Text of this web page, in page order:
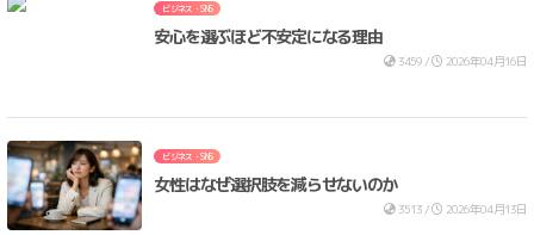
ビジネス・SNS
安心を選ぶほど不安定になる理由
3459 / 2026年04月16日
ビジネス・SNS
女性はなぜ選択肢を減らせないのか
3513 / 2026年04月13日